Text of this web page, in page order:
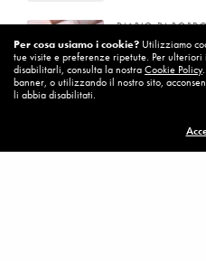
DIARIO DI
La vita vince
8 Ottobre 2018
Per cambiare ci
8 Ottobre 2018
Per cosa usiamo i cookie? Utilizziamo
tue visite e preferenze ripetute. Per
disabilitarli, consulta la nostraCookie Policy
banner, o utilizzando il nostro sito,
li abbia disabilitati.